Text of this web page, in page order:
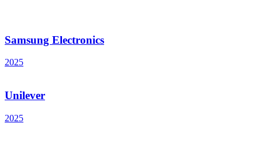
Samsung Electronics
2025
Unilever
2025